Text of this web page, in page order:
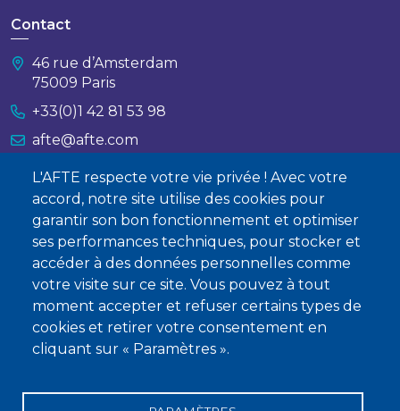
L'AFTE respecte votre vie privée ! Avec votre
accord, notre site utilise des cookies pour
garantir son bon fonctionnement et optimiser
ses performances techniques, pour stocker et
accéder à des données personnelles comme
votre visite sur ce site. Vous pouvez à tout
moment accepter et refuser certains types de
cookies et retirer votre consentement en
cliquant sur « Paramètres ».
Contact
46 rue d’Amsterdam
75009 Paris
+33(0)1 42 81 53 98
afte@afte.com
Nous contacter
À propos
Qui sommes-nous ?
Devenir membre